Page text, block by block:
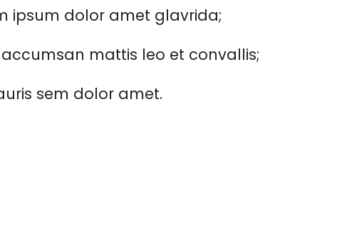
ipsum dolor amet glavrida;
mattis leo et convallis;
sem dolor amet.